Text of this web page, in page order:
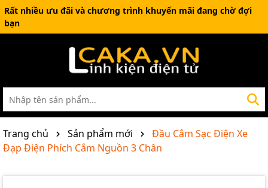
Rất nhiều ưu đãi và chương trình khuyến mãi đang chờ đợi
bạn
Trang chủ Sản phẩm mới
Đầu Cắm Sạc Điện Xe
Đạp Điện Phích Cắm Nguồn 3 Chân